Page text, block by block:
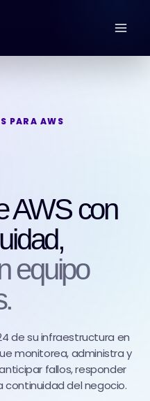
PARA AWS
AWS con
equipo
de su infraestructura en
monitorea, administra y
fallos, responder
del negocio.